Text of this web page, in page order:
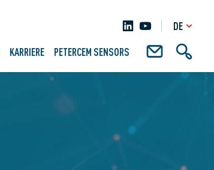
DE
KARRIERE PETERCEM SENSORS